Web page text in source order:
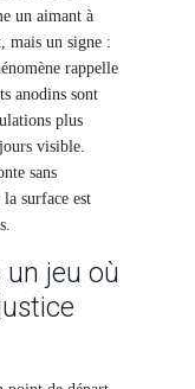
un aimant à
mais un signe :
rappelle
anodins sont
plus
visible.
sans
surface est
un jeu où